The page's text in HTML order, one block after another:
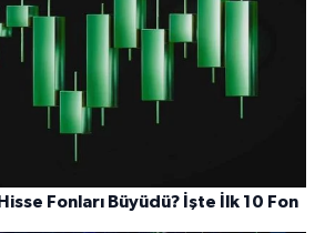
Fonları Büyüdü? İşte İlk 10 Fon